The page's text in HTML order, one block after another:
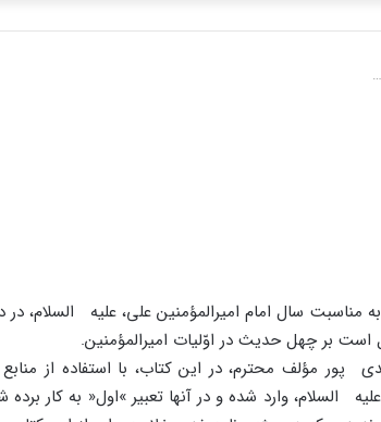
مناسبت سال امام امیرالمؤمنین على، علیه السلام، در
بر چهل حدیث در اوّلیات امیرالمؤمنین.
پور مؤلف محترم، در این کتاب، با استفاده از
السلام، وارد شده و در آنها تعبیر »اول« به کار